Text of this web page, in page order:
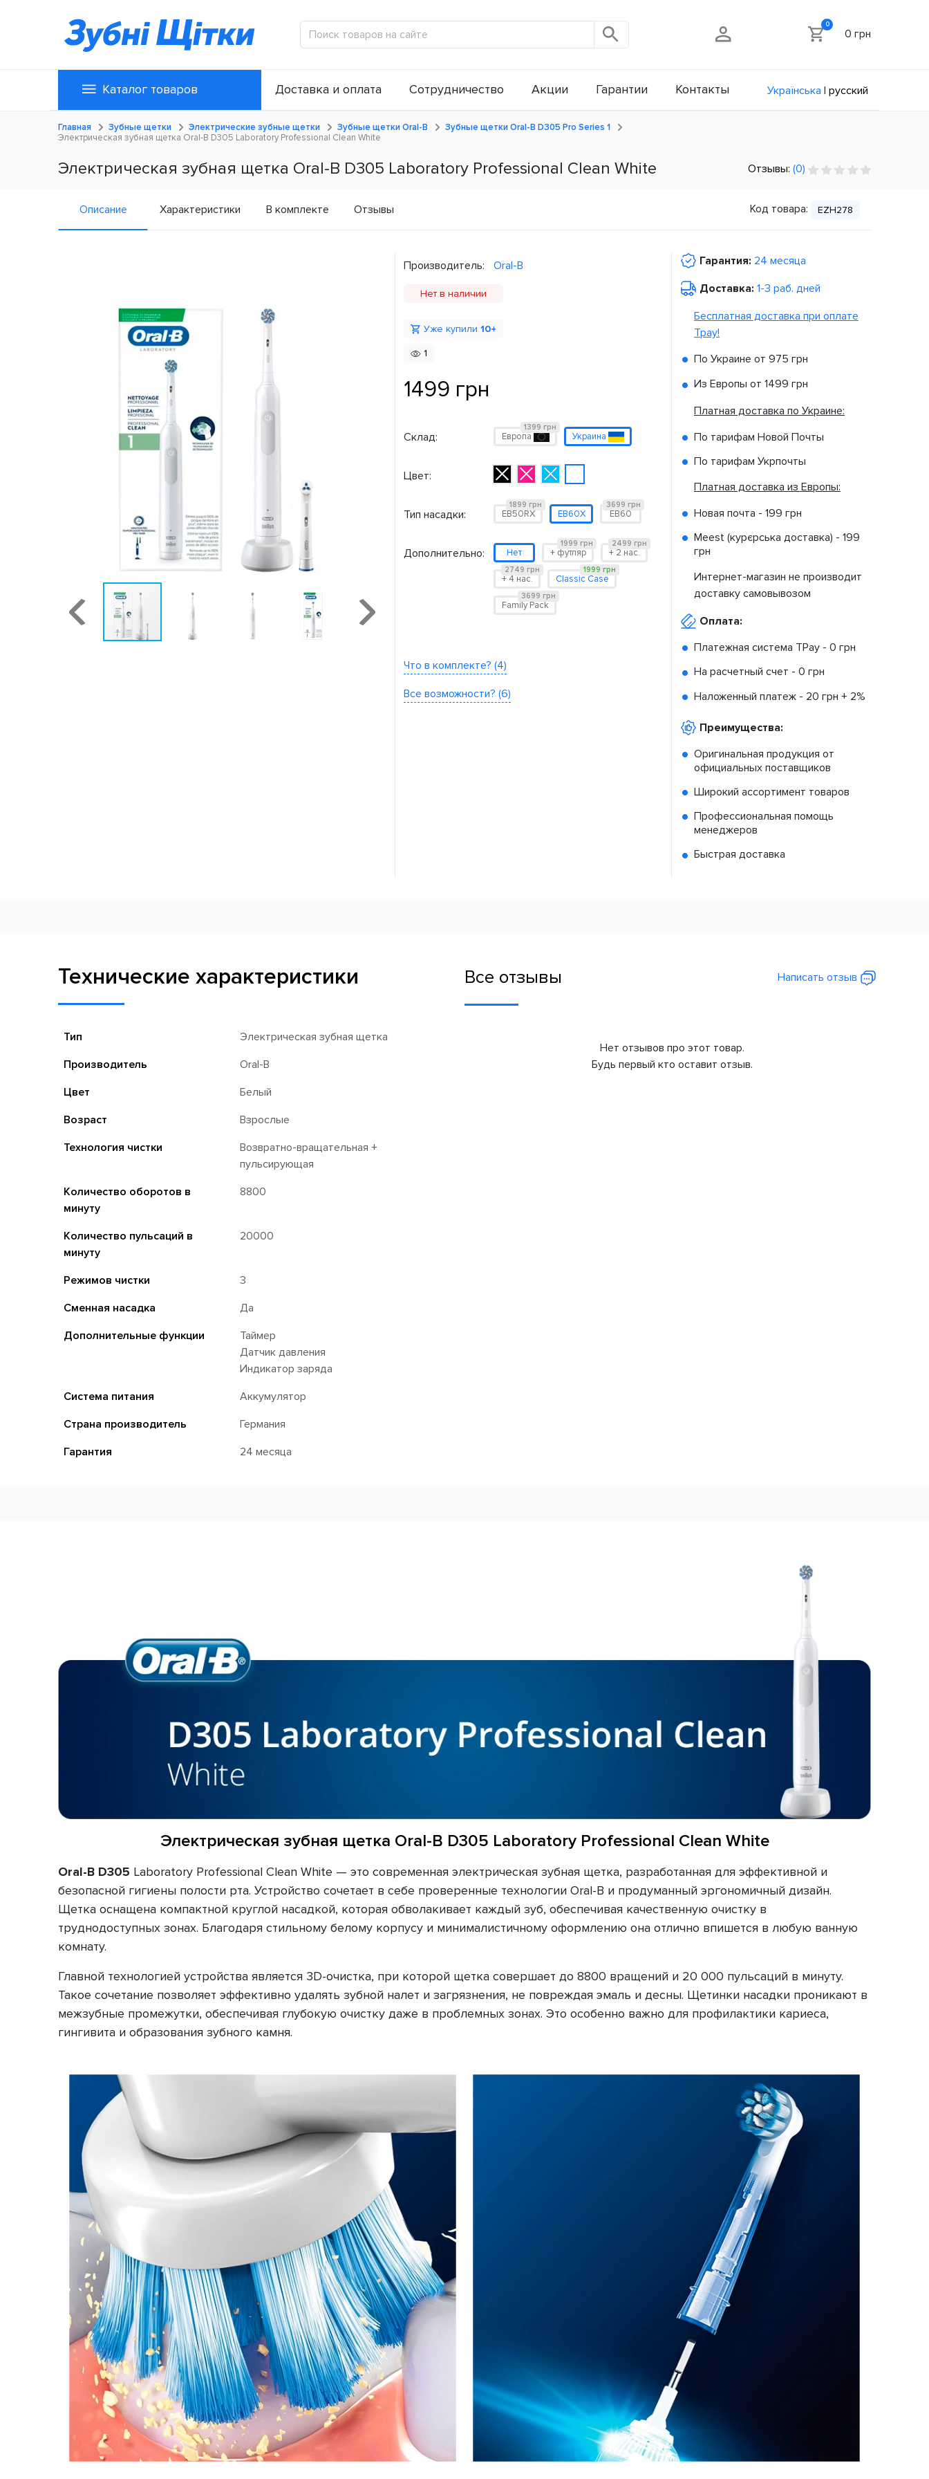
0
0 грн
Каталог товаров Доставка и оплата Сотрудничество Акции Гарантии Контакты Українська | русский
Главная Зубные щетки Электрические зубные щетки Зубные щетки Oral-B
Зубные щетки Oral-B D305 Pro Series 1
Электрическая зубная щетка Oral-B D305 Laboratory Professional Clean White
Электрическая зубная щетка Oral-B D305 Laboratory Professional Clean White Отзывы: (0)
Описание Характеристики В комплекте Отзывы Код товара: EZH278
Производитель: Oral-B
Нет в наличии
Уже купили 10+
1
1499 грн
Склад: Европа
1399 грн
Украина
Цвет:
Тип насадки: EB50RX
1899 грн
EB60X EB60
3699 грн
Дополнительно: Нет + футляр
1999 грн
+ 2 нас.
2499 грн
+ 4 нас.
2749 грн
Classic Case
1999 грн
Family Pack
3699 грн
Что в комплекте? (4)
Все возможности? (6)
Гарантия: 24 месяца
Доставка: 1-3 раб. дней
Бесплатная доставка при оплате
Tpay!
По Украине от 975 грн
Из Европы от 1499 грн
Платная доставка по Украине:
По тарифам Новой Почты
По тарифам Укрпочты
Платная доставка из Европы:
Новая почта - 199 грн
Meest (курєрська доставка) - 199
грн
Интернет-магазин не производит
доставку самовывозом
Оплата:
Платежная система TPay - 0 грн
На расчетный счет - 0 грн
Наложенный платеж - 20 грн + 2%
Преимущества:
Оригинальная продукция от
официальных поставщиков
Широкий ассортимент товаров
Профессиональная помощь
менеджеров
Быстрая доставка
Технические характеристики
Тип
Электрическая зубная щетка
Производитель
Oral-B
Цвет
Белый
Возраст
Взрослые
Технология чистки
Возвратно-вращательная +
пульсирующая
Количество оборотов в
минуту
8800
Количество пульсаций в
минуту
20000
Режимов чистки
3
Сменная насадка
Да
Дополнительные функции
Таймер
Датчик давления
Индикатор заряда
Система питания
Аккумулятор
Страна производитель
Германия
Гарантия
24 месяца
Все отзывы Написать отзыв
Нет отзывов про этот товар.
Будь первый кто оставит отзыв.
Электрическая зубная щетка Oral-B D305 Laboratory Professional Clean White
Oral-B D305 Laboratory Professional Clean White — это современная электрическая зубная щетка, разработанная для эффективной и
безопасной гигиены полости рта. Устройство сочетает в себе проверенные технологии Oral-B и продуманный эргономичный дизайн.
Щетка оснащена компактной круглой насадкой, которая обволакивает каждый зуб, обеспечивая качественную очистку в
труднодоступных зонах. Благодаря стильному белому корпусу и минималистичному оформлению она отлично впишется в любую ванную
комнату.
Главной технологией устройства является 3D-очистка, при которой щетка совершает до 8800 вращений и 20 000 пульсаций в минуту.
Такое сочетание позволяет эффективно удалять зубной налет и загрязнения, не повреждая эмаль и десны. Щетинки насадки проникают в
межзубные промежутки, обеспечивая глубокую очистку даже в проблемных зонах. Это особенно важно для профилактики кариеса,
гингивита и образования зубного камня.